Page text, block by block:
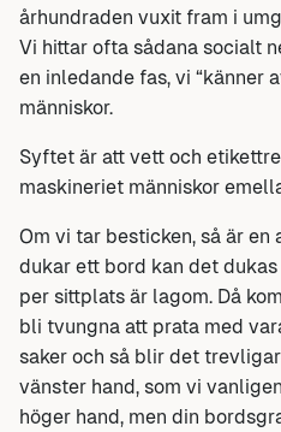
århundraden vuxit fram i
Vi hittar ofta sådana socialt
en inledande fas, vi “känner
människor.
Syftet är att vett och
maskineriet människor
Om vi tar besticken, så är en
dukar ett bord kan det
per sittplats är lagom. Då
bli tvungna att prata med
saker och så blir det
vänster hand, som vi
höger hand, men din